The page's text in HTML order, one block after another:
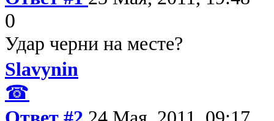
0
Удар черни на месте?
Slavynin
☎